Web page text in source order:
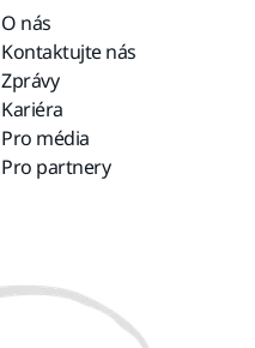
O nás
Kontaktujte nás
Zprávy
Kariéra
Pro média
Pro partnery